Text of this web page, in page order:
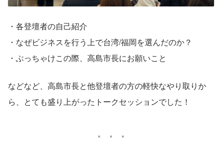
・各登壇者の自己紹介
・なぜビジネスを行う上で台湾/福岡を選んだのか？
・ぶっちゃけこの際、高島市長にお願いこと
などなど、高島市長と他登壇者の方の軽快なやり取りか
ら、とても盛り上がったトークセッションでした！